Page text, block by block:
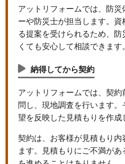
アットリフォームでは、防
ーや防災士が担当します。資
る提案を受けられるため、
くても安心して相談できます
納得してから契約
アットリフォームでは、契
問し、現地調査を行います
望を反映した見積もりを作成
契約は、お客様が見積もり内
ます。見積もりにご不満が